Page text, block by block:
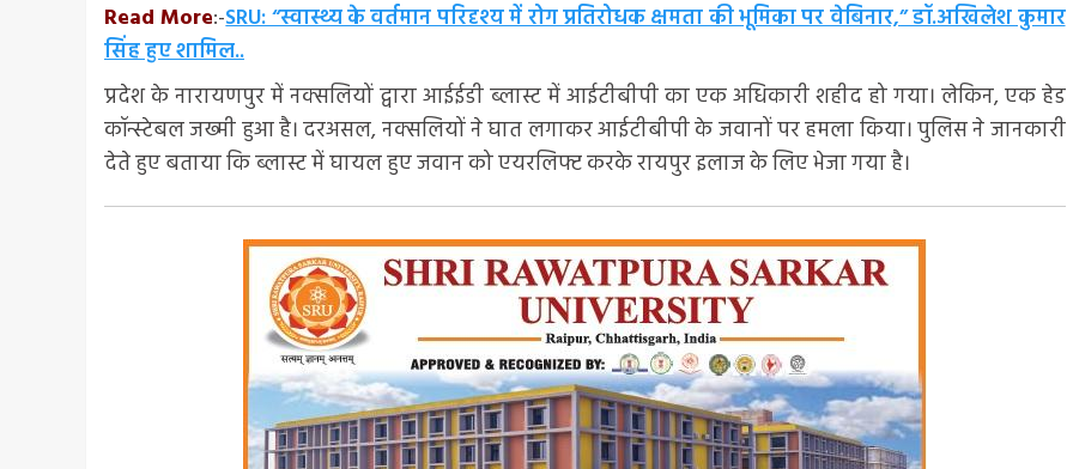
Read More:-SRU: “स्वास्थ्य के वर्तमान परिदृश्य में रोग प्रतिरोधक क्षमता की भूमिका पर वेबिनार,” डॉ.अखिलेश कुमार
सिंह हुए शामिल..
प्रदेश के नारायणपुर में नक्सलियों द्वारा आईईडी ब्लास्ट में आईटीबीपी का एक अधिकारी शहीद हो गया। लेकिन, एक हेड
कॉन्स्टेबल जख्मी हुआ है। दरअसल, नक्सलियों ने घात लगाकर आईटीबीपी के जवानों पर हमला किया। पुलिस ने जानकारी
देते हुए बताया कि ब्लास्ट में घायल हुए जवान को एयरलिफ्ट करके रायपुर इलाज के लिए भेजा गया है।